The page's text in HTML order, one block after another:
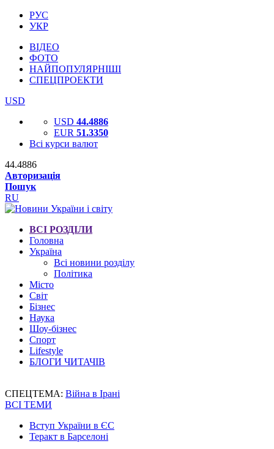
РУС
УКР
ВІДЕО
ФОТО
НАЙПОПУЛЯРНІШІ
СПЕЦПРОЕКТИ
USD
USD 44.4886
EUR 51.3350
Всі курси валют
44.4886
Авторизація
Пошук
RU
ВСІ РОЗДІЛИ
Головна
Україна
Всі новини розділу
Політика
Місто
Світ
Бізнес
Наука
Шоу-бізнес
Спорт
Lifestyle
БЛОГИ ЧИТАЧІВ
СПЕЦТЕМА: Війна в Ірані
ВСІ ТЕМИ
Вступ України в ЄС
Теракт в Барселоні